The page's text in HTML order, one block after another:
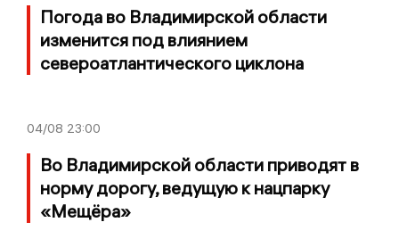
Погода во Владимирской области
изменится под влиянием
североатлантического циклона
04/08 23:00
Во Владимирской области приводят в
норму дорогу, ведущую к нацпарку
«Мещёра»